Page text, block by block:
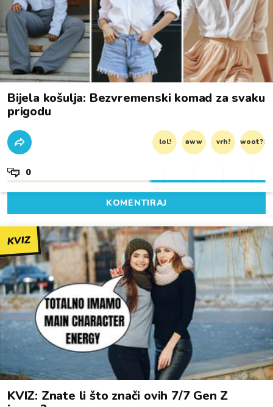
Bijela košulja: Bezvremenski komad za svaku
prigodu
lol! aww vrh! woot?!
0
KOMENTIRAJ
KVIZ
KVIZ: Znate li što znači ovih 7/7 Gen Z